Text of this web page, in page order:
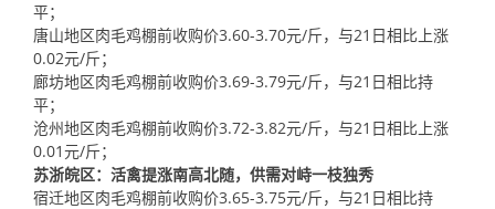
平；
唐山地区肉毛鸡棚前收购价3.60-3.70元/斤，与21日相比上涨
0.02元/斤；
廊坊地区肉毛鸡棚前收购价3.69-3.79元/斤，与21日相比持
平；
沧州地区肉毛鸡棚前收购价3.72-3.82元/斤，与21日相比上涨
0.01元/斤；
苏浙皖区：活禽提涨南高北随，供需对峙一枝独秀
宿迁地区肉毛鸡棚前收购价3.65-3.75元/斤，与21日相比持